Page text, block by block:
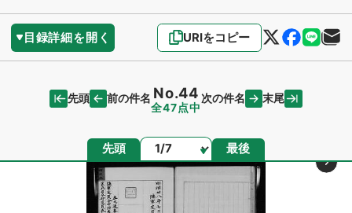
目録詳細を開く URIをコピー
先頭 前の件名 No.44
全47点中
次の件名 末尾
先頭 ページ 最後